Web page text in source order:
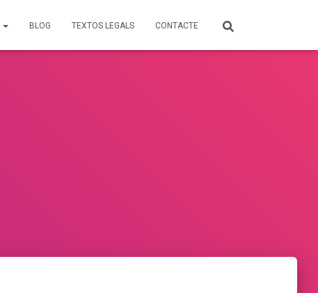
BLOG TEXTOS LEGALS CONTACTE